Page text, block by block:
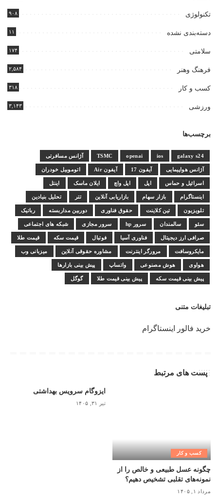
تکنولوژی ۹۰۸
دسته‌بندی نشده ۱۱
سلامتی ۱۷۴
فرهنگ وهنر ۲,۵۸۴
کسب و کار ۳۱۸
ورزشی ۳,۱۴۳
برچسب‌ها
galaxy s24
ios
openai
TSMC آژانس مسافرتی
آژانس هواپیمایی آیفون 17 آیفون Air اتوموبیل خودران
اسرائیل و حماس اپل اپل واچ ایلان ماسک اینتل
اینستاگرام بازار سهام بازاریابی آنلاین تتر تحلیل بنیادین
تلویزیون تین کلاینت حقوق فناوری دوربین مداربسته رباتیک
سئو سالمندان سرور hp سرور مجازی شبکه های اجتماعی
صرافی ارز دیجیتال فناوری آسیا فوتبال قیمت سکه قیمت طلا
مایکروسافت مرورگر اینترنت مشاوره حقوقی آنلاین میزبانی وب
هواوی هوش مصنوعی واتساپ پیش بینی بازارها
پیش بینی قیمت سکه پیش بینی قیمت طلا گوگل
تبلیغات متنی
خرید فالور اینستاگرام
پست های مرتبط
کسب و کار
چگونه عسل طبیعی و خالص را از
نمونه‌های تقلبی تشخیص دهیم؟
مرداد ۱, ۱۴۰۵
ایزوگام سرویس بهداشتی
تیر ۳۱, ۱۴۰۵